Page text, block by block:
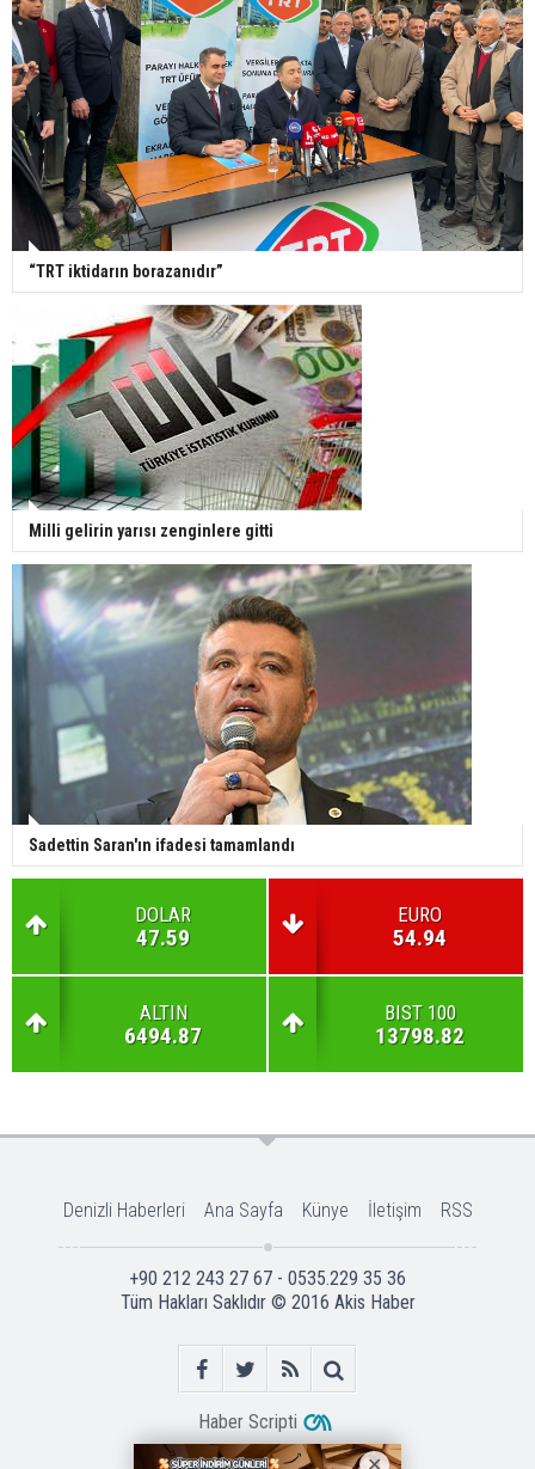
“TRT iktidarın borazanıdır”
Milli gelirin yarısı zenginlere gitti
Sadettin Saran'ın ifadesi tamamlandı
DOLAR
47.59
EURO
54.94
ALTIN
6494.87
BIST 100
13798.82
Denizli Haberleri Ana Sayfa Künye İletişim RSS
+90 212 243 27 67 - 0535.229 35 36
Tüm Hakları Saklıdır © 2016 Akis Haber
Haber Scripti